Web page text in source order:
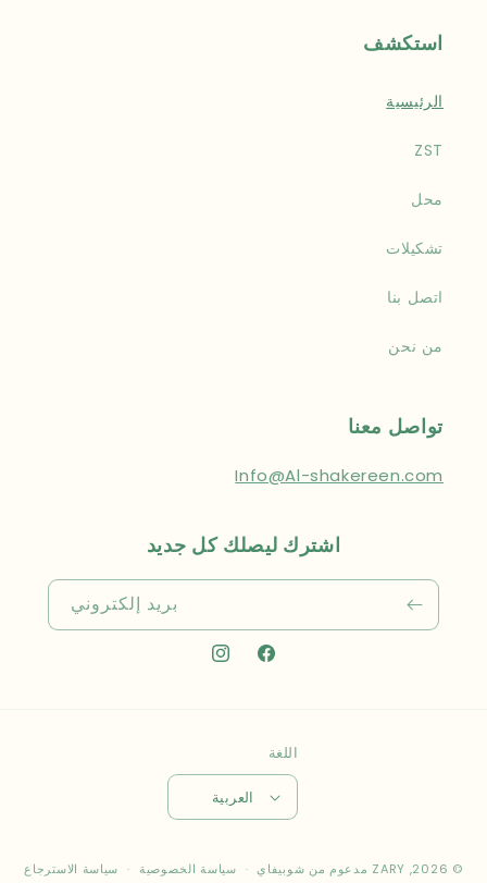
استكشف
الرئيسية
ZST
محل
تشكيلات
اتصل بنا
من نحن
تواصل معنا
Info@Al-shakereen.com
اشترك ليصلك كل جديد
بريد إلكتروني
فيسبوك انستجرام
اللغة
العربية
© 2026,
ZARY مدعوم من شوبيفاي سياسة الخصوصية سياسة الاسترجاع